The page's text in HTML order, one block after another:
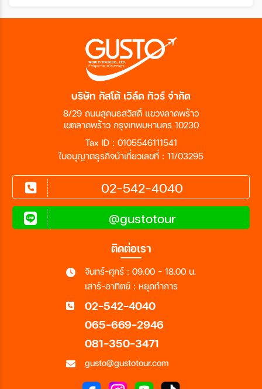
บริษัท กัสโต้ เวิล์ด ทัวร์ จำกัด
8/29 ถนนสุคนธสวัสดิ์ แขวงลาดพร้าว
เขตลาดพร้าว กรุงเทพมหานคร 10230
Tax ID : 0105546111541
ใบอนุญาตธุรกิจนำเที่ยวเลขที่ : 11/03295
02-542-4040
@gustotour
ติดต่อเรา
จันทร์-ศุกร์ : 09.00 - 18.00 น.
เสาร์-อาทิตย์ : หยุดทำการ
02-542-4040
065-669-2946
081-350-3471
gusto@gustotour.com